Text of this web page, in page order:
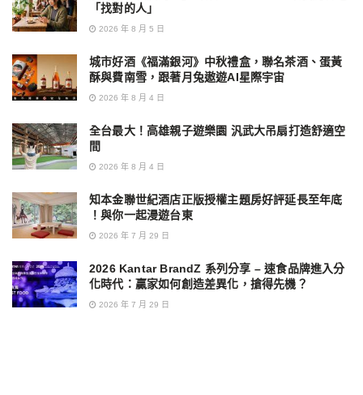
「找對的人」
2026 年 8 月 5 日
城市好酒《福滿銀河》中秋禮盒，聯名茶酒、蛋黃
酥與費南雪，跟著月兔遨遊AI星際宇宙
2026 年 8 月 4 日
全台最大！高雄親子遊樂園 汎武大吊扇打造舒適空
間
2026 年 8 月 4 日
知本金聯世紀酒店正版授權主題房好評延長至年底
！與你一起漫遊台東
2026 年 7 月 29 日
2026 Kantar BrandZ 系列分享 – 速食品牌進入分
化時代：贏家如何創造差異化，搶得先機？
2026 年 7 月 29 日